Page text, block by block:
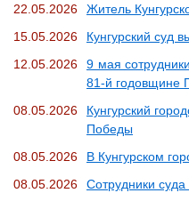
22.05.2026
Житель
15.05.2026
Кунгурский суд
12.05.2026
9 мая
81-й годовщине
08.05.2026
Кунгурский
Победы
08.05.2026
В Кунгурском
08.05.2026
Сотрудники суда